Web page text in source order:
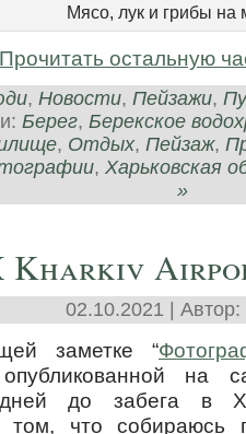
Мясо, лук и грибы на
Прочитать остальную
, Новости, Пейзажи,
Берег, Берекское
, Отдых, Пейзаж,
, Харьковская
»
Kharkiv
02.10.2021 | Автор:
заметке “
на
до забега в
том, что собираюсь